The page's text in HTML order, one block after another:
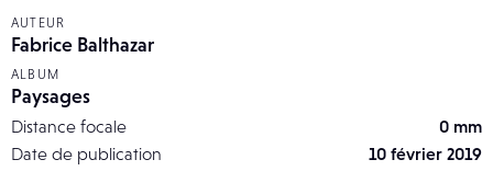
AUTEUR
Fabrice Balthazar
ALBUM
Paysages
Distance focale
0 mm
Date de publication
10 février 2019